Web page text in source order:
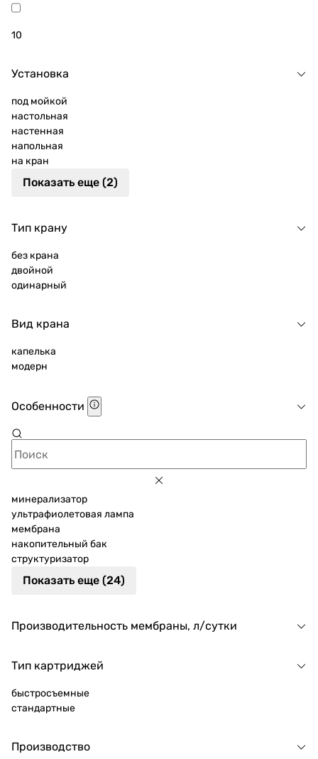
10
Установка
под мойкой
настольная
настенная
напольная
на кран
Показать еще (2)
Тип крану
без крана
двойной
одинарный
Вид крана
капелька
модерн
Особенности
минерализатор
ультрафиолетовая лампа
мембрана
накопительный бак
структуризатор
Показать еще (24)
Производительность мембраны, л/сутки
Тип картриджей
быстросъемные
стандартные
Производство